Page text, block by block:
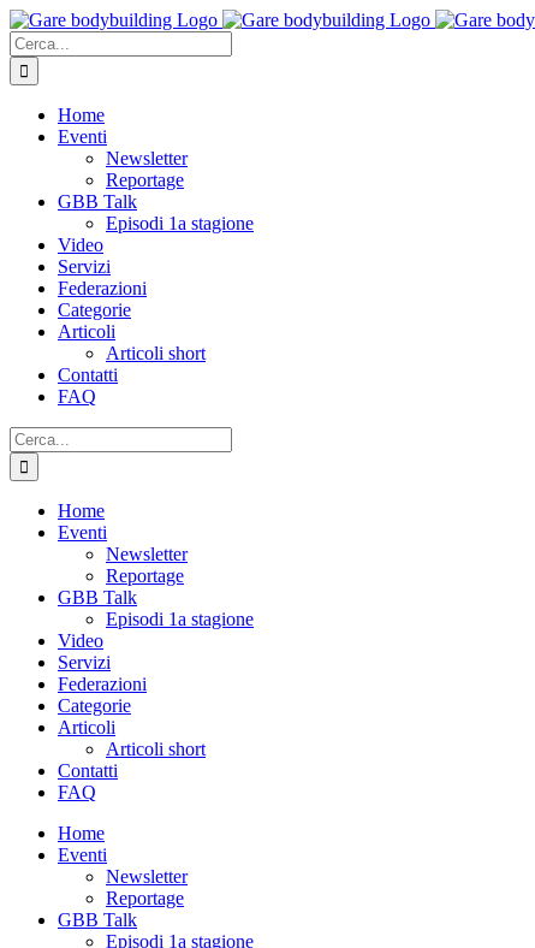
Salta
al
contenuto
Cerca
per:
Home
Eventi
Newsletter
Reportage
GBB Talk
Episodi 1a stagione
Video
Servizi
Federazioni
Categorie
Articoli
Articoli short
Contatti
FAQ
Cerca
per:
Home
Eventi
Newsletter
Reportage
GBB Talk
Episodi 1a stagione
Video
Servizi
Federazioni
Categorie
Articoli
Articoli short
Contatti
FAQ
Home
Eventi
Newsletter
Reportage
GBB Talk
Episodi 1a stagione